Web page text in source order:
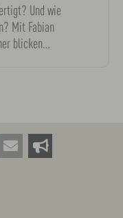
Und wie
Mit Fabian
blicken…